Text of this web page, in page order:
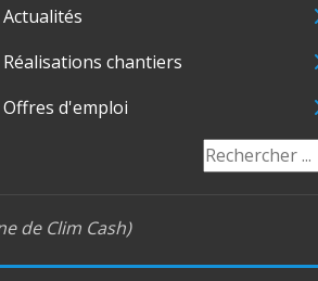
Actualités
Réalisations chantiers
Offres d'emploi
de Clim Cash)